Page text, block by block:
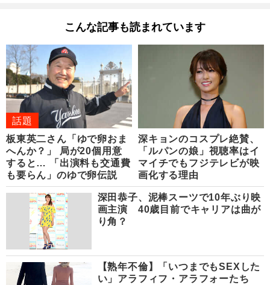
こんな記事も読まれています
話題
板東英二さん「ゆで卵おま
へんか？」 局が20個用意
すると… 「出演料も交通費
も要らん」のゆで卵伝説
深キョンのコスプレ絶賛、
「ルパンの娘」視聴率はイ
マイチでもフジテレビが映
画化する理由
深田恭子、泥棒スーツで10年ぶり映
画主演 40歳目前でキャリアは曲が
り角？
【熟年不倫】「いつまでもSEXした
い」アラフィフ・アラフォーたち